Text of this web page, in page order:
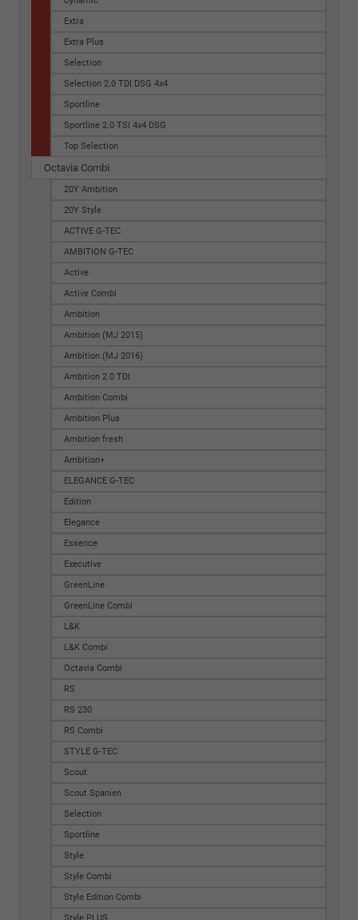
Extra
Extra Plus
Selection
Selection 2.0 TDI DSG 4x4
Sportline
Sportline 2.0 TSI 4x4 DSG
Top Selection
Octavia Combi
20Y Ambition
20Y Style
ACTIVE G-TEC
AMBITION G-TEC
Active
Active Combi
Ambition
Ambition (MJ 2015)
Ambition (MJ 2016)
Ambition 2.0 TDI
Ambition Combi
Ambition Plus
Ambition fresh
Ambition+
ELEGANCE G-TEC
Edition
Elegance
Essence
Executive
GreenLine
GreenLine Combi
L&K
L&K Combi
Octavia Combi
RS
RS 230
RS Combi
STYLE G-TEC
Scout
Scout Spanien
Selection
Sportline
Style
Style Combi
Style Edition Combi